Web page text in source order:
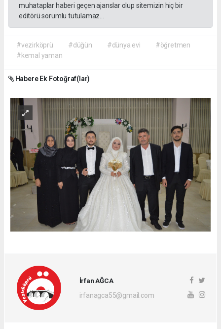
muhataplar haberi geçen ajanslar olup sitemizin hiç bir
editörü sorumlu tutulamaz...
#vezirköprü #düğün #dünya evi
#öğretmen
#kemal yaman
Habere Ek Fotoğraf(lar)
İrfan AĞCA
irfanagca55@gmail.com